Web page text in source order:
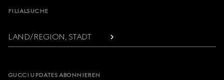
FILIALSUCHE
LAND/REGION, STADT
GUCCI UPDATES ABONNIEREN